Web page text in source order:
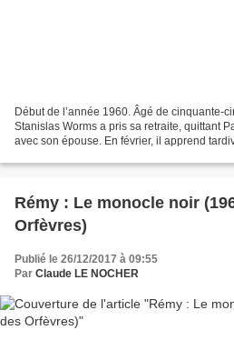
Début de l’année 1960. Âgé de cinquante-
Stanislas Worms a pris sa retraite, quittant
avec son épouse. En février, il apprend
Rémy : Le monocle noir
Orfèvres)
Publié le 26/12/2017 à 09:55
Par Claude LE NOCHER